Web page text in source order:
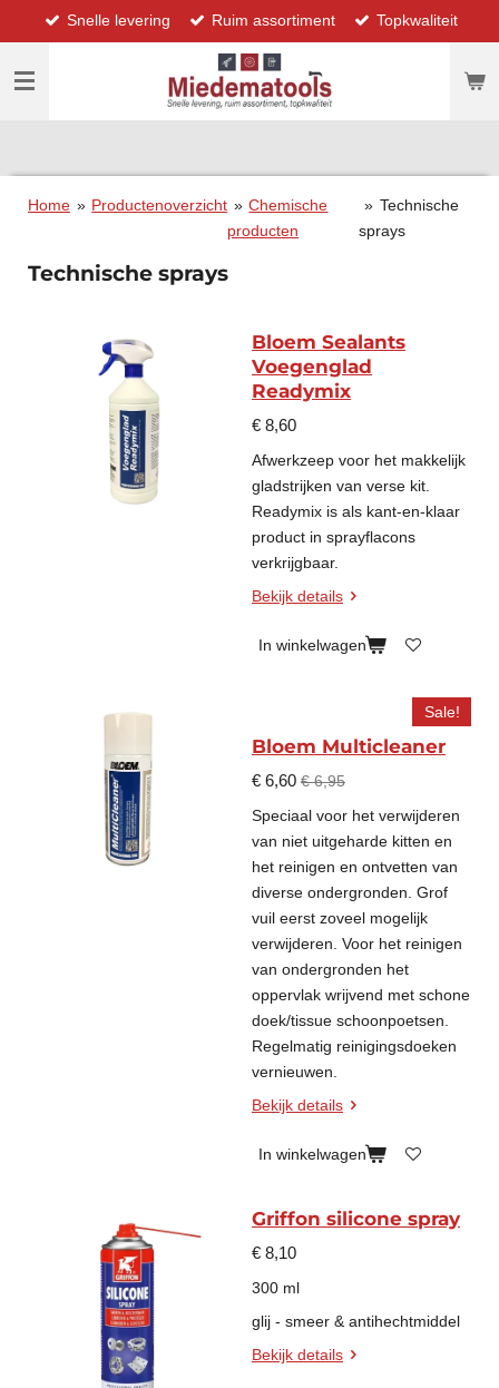
direct
naar
hoofdinhoud
Snelle levering Ruim assortiment Topkwaliteit
Home » Productenoverzicht » Chemische
producten
» Technische
sprays
Technische sprays
Bloem Sealants
Voegenglad
Readymix
€ 8,60
Afwerkzeep voor het makkelijk
gladstrijken van verse kit.
Readymix is als kant-en-klaar
product in sprayflacons
verkrijgbaar.
Bekijk details
In winkelwagen
Sale!
Bloem Multicleaner
€ 6,60 € 6,95
Speciaal voor het verwijderen
van niet uitgeharde kitten en
het reinigen en ontvetten van
diverse ondergronden. Grof
vuil eerst zoveel mogelijk
verwijderen. Voor het reinigen
van ondergronden het
oppervlak wrijvend met schone
doek/tissue schoonpoetsen.
Regelmatig reinigingsdoeken
vernieuwen.
Bekijk details
In winkelwagen
Griffon silicone spray
€ 8,10
300 ml
glij - smeer & antihechtmiddel
Bekijk details